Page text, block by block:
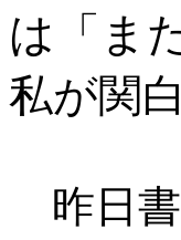
は「ま
私が関
昨日書